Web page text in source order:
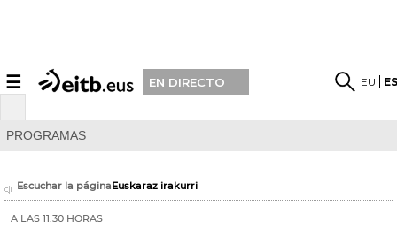
☰ EN DIRECTO EU
PROGRAMAS
Escuchar la páginaEuskaraz irakurri
A LAS 11:30 HORAS